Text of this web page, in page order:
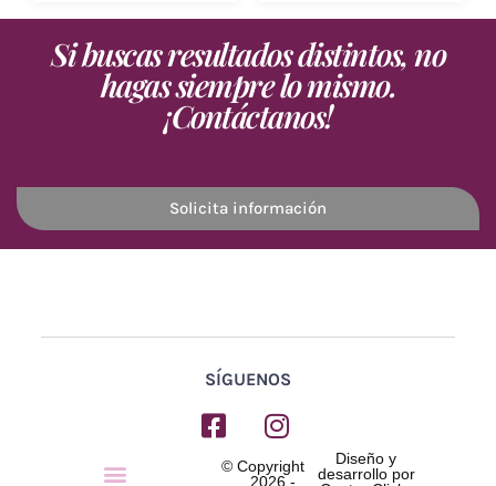
Si buscas resultados distintos, no
hagas siempre lo mismo.
¡Contáctanos!
Solicita información
SÍGUENOS
Menú
© Copyright
2026 -
Diseño y
desarrollo por